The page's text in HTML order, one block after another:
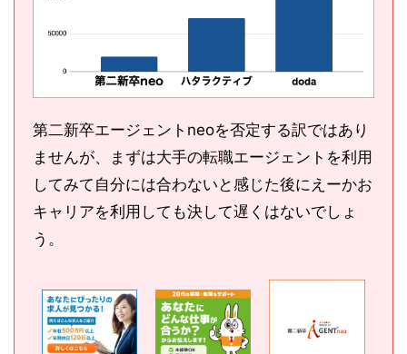
第二新卒エージェントneoを否定する訳ではあり
ませんが、まずは大手の転職エージェントを利用
してみて自分には合わないと感じた後にえーかお
キャリアを利用しても決して遅くはないでしょ
う。